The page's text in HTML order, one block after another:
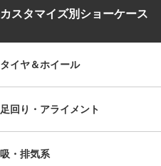
カスタマイズ別ショーケース
タイヤ＆ホイール
足回り・アライメント
吸・排気系